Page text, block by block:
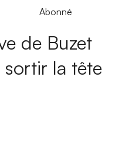
Abonné
de Buzet
sortir la tête